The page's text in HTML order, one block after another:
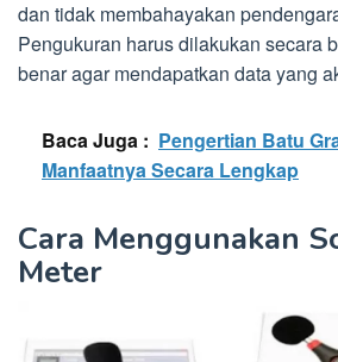
dan tidak membahayakan
Pengukuran harus dilakukan secara
benar agar mendapatkan data yang
Baca Juga : Pengertian Batu
Manfaatnya Secara Lengkap
Cara Menggunakan
Meter